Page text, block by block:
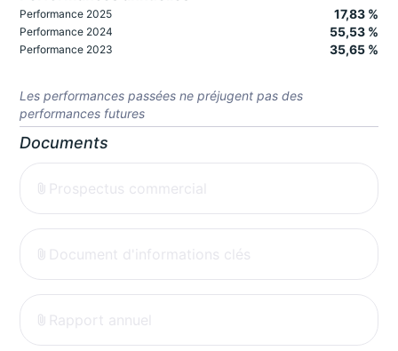
Performance 2025 17,83 %
Performance 2024 55,53 %
Performance 2023 35,65 %
Les performances passées ne préjugent pas des
performances futures
Documents
Prospectus commercial
Document d'informations clés
Rapport annuel